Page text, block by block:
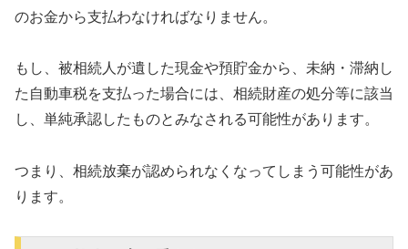
のお金から支払わなければなりません。
もし、被相続人が遺した現金や預貯金から、未納・滞納し
た自動車税を支払った場合には、相続財産の処分等に該当
し、単純承認したものとみなされる可能性があります。
つまり、相続放棄が認められなくなってしまう可能性があ
ります。